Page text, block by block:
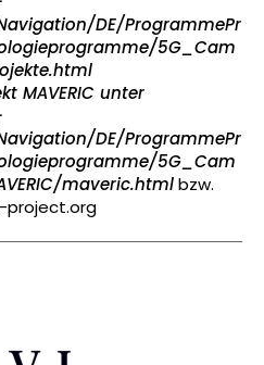
DE/ProgrammePr
5G_Cam
MAVERIC unter
DE/ProgrammePr
5G_Cam
maveric.htmlbzw.